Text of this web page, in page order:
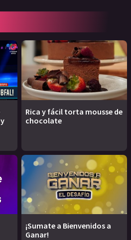
Rica y fácil torta mousse de
chocolate
¡Sumate a Bienvenidos a
Ganar!